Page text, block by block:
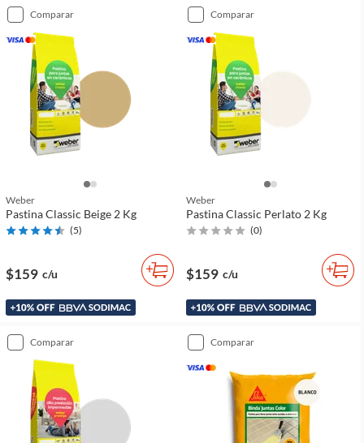
comparar
Weber
Pastina Classic Beige 2 Kg
(5)
$159 c/u
comparar
Weber
Pastina Classic Perlato 2 Kg
(0)
$159 c/u
comparar comparar